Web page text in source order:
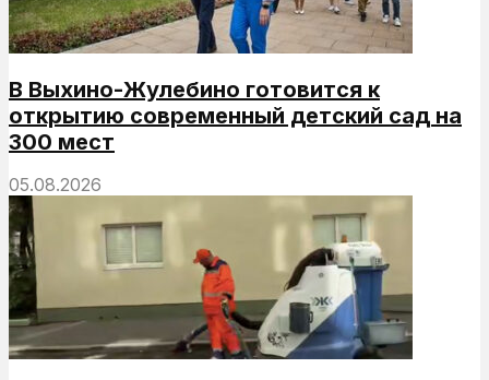
В Выхино-Жулебино готовится к
открытию современный детский сад на
300 мест
05.08.2026